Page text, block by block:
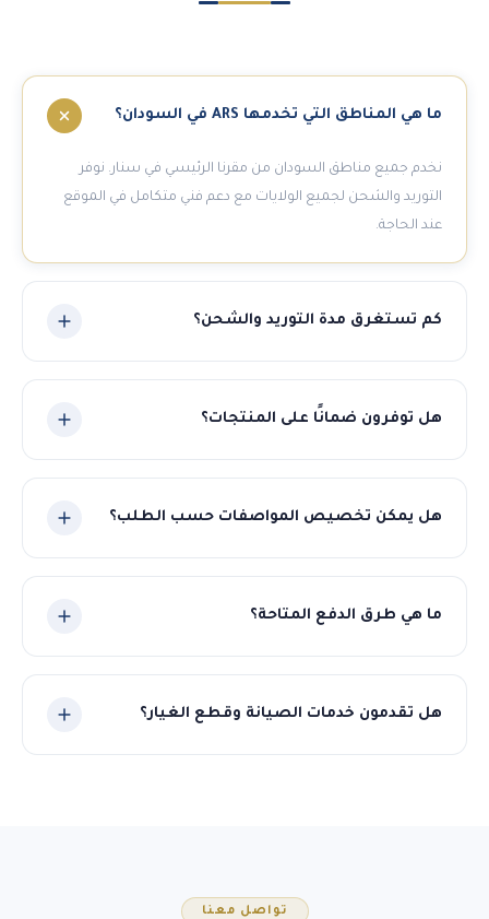
ما هي المناطق التي تخدمها ARS في السودان؟
نخدم جميع مناطق السودان من مقرنا الرئيسي في سنار. نوفر
التوريد والشحن لجميع الولايات مع دعم فني متكامل في الموقع
عند الحاجة.
كم تستغرق مدة التوريد والشحن؟
بالمواعيد المتفق عليها ونوفر تتبعاً مستمراً للشحنة.
هل توفرون ضمانًا على المنتجات؟
هل يمكن تخصيص المواصفات حسب الطلب؟
ما هي طرق الدفع المتاحة؟
هل تقدمون خدمات الصيانة وقطع الغيار؟
تواصل معنا